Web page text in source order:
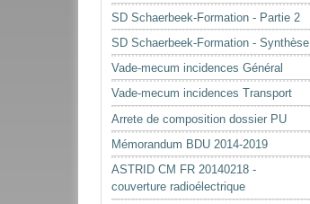
SD Schaerbeek-Formation - Partie 2
SD Schaerbeek-Formation - Synthèse
Vade-mecum incidences Général
Vade-mecum incidences Transport
Arrete de composition dossier PU
Mémorandum BDU 2014-2019
ASTRID CM FR 20140218 -
couverture radioélectrique